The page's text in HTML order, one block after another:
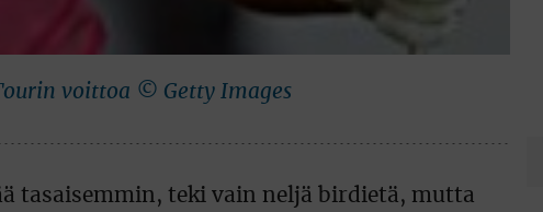
voittoa © Getty Images
tasaisemmin, teki vain neljä birdietä, mutta